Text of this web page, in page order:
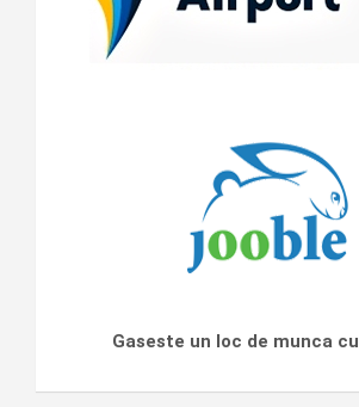
Gaseste un loc de munca cu